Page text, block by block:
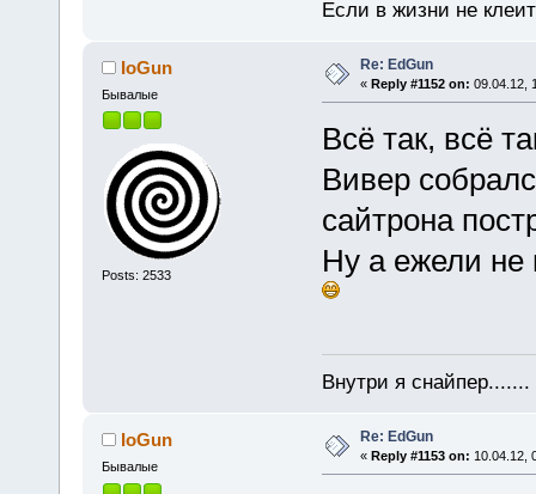
Если в жизни не
IoGun
Бывалые
Posts: 2533
Re: EdGun
« Reply #1152 on: 09.04.12,
Всё так, всё
Вивер
сайтрона
Ну а ежели не
Внутри я
IoGun
Бывалые
Re: EdGun
« Reply #1153 on: 10.04.12,